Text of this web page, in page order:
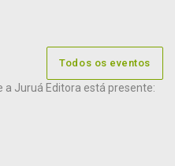
Todos os eventos
a Juruá Editora está presente: